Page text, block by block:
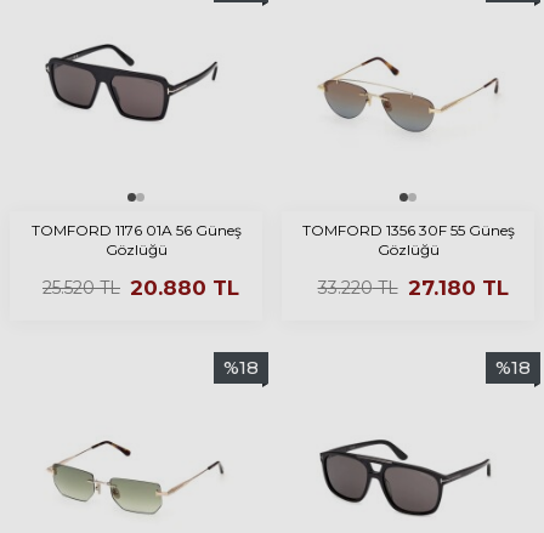
TOMFORD 1176 01A 56 Güneş
Gözlüğü
25.520TL 20.880 TL
TOMFORD 1356 30F 55 Güneş
Gözlüğü
33.220TL 27.180 TL
%18 %18